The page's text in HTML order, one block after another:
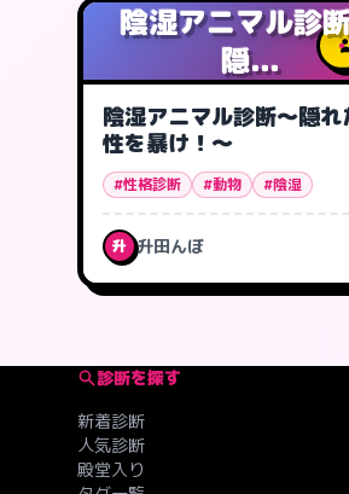
陰湿アニマル診
隠...
陰湿アニマル診断～隠れ
性を暴け！～
#性格診断 #動物 #陰湿
升 升田んぼ
診断を探す
新着診断
人気診断
殿堂入り